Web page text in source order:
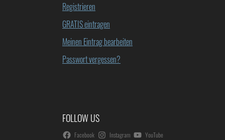
Registrieren
GRATIS eintragen
Meinen Eintrag bearbeiten
Passwort vergessen?
FOLLOW US
Facebook Instagram YouTube